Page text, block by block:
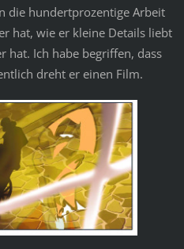
die hundertprozentige Arbeit
hat, wie er kleine Details liebt
hat. Ich habe begriffen, dass
dreht er einen Film.